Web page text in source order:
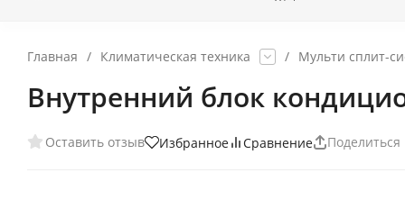
Главная / Климатическая техника / Мульти сплит-
Внутренний блок
Оставить отзыв Избранное Сравнение Поделиться